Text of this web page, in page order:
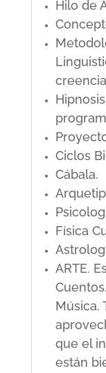
Hilo de
Ciclos
Cábala.
Física
ARTE.
Música.
que el
están